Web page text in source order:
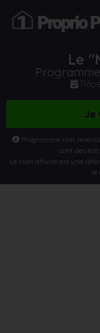
Le
Je
Programme non
sont des
Le nom affiché est une
le